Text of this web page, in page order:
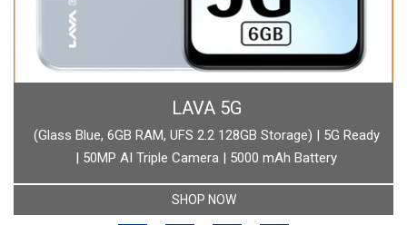
BOAT
boAt Newly Launched Wave Call Plus with 1.83" HD Display